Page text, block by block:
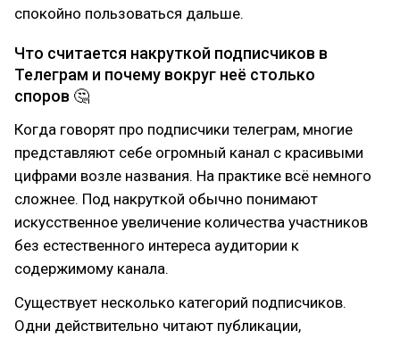
спокойно пользоваться дальше.
Что считается накруткой подписчиков в
Телеграм и почему вокруг неё столько
споров 🤔
Когда говорят про подписчики телеграм, многие
представляют себе огромный канал с красивыми
цифрами возле названия. На практике всё немного
сложнее. Под накруткой обычно понимают
искусственное увеличение количества участников
без естественного интереса аудитории к
содержимому канала.
Существует несколько категорий подписчиков.
Одни действительно читают публикации,